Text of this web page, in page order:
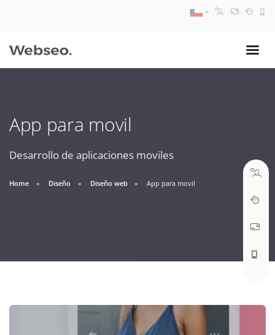
App para movil
Desarrollo de aplicaciones moviles
Home Diseño Diseño web App para movil
09:30 AM A 18:30 PM
soporte@webseo.cl